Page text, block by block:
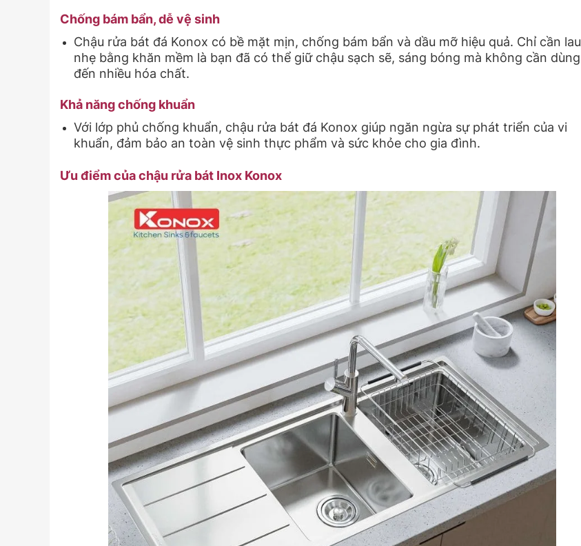
Chống bám bẩn, dễ vệ sinh
Chậu rửa bát đá Konox có bề mặt mịn, chống bám bẩn và dầu mỡ hiệu quả. Chỉ cần lau
nhẹ bằng khăn mềm là bạn đã có thể giữ chậu sạch sẽ, sáng bóng mà không cần dùng
đến nhiều hóa chất.
Khả năng chống khuẩn
Với lớp phủ chống khuẩn, chậu rửa bát đá Konox giúp ngăn ngừa sự phát triển của vi
khuẩn, đảm bảo an toàn vệ sinh thực phẩm và sức khỏe cho gia đình.
Ưu điểm của chậu rửa bát Inox Konox